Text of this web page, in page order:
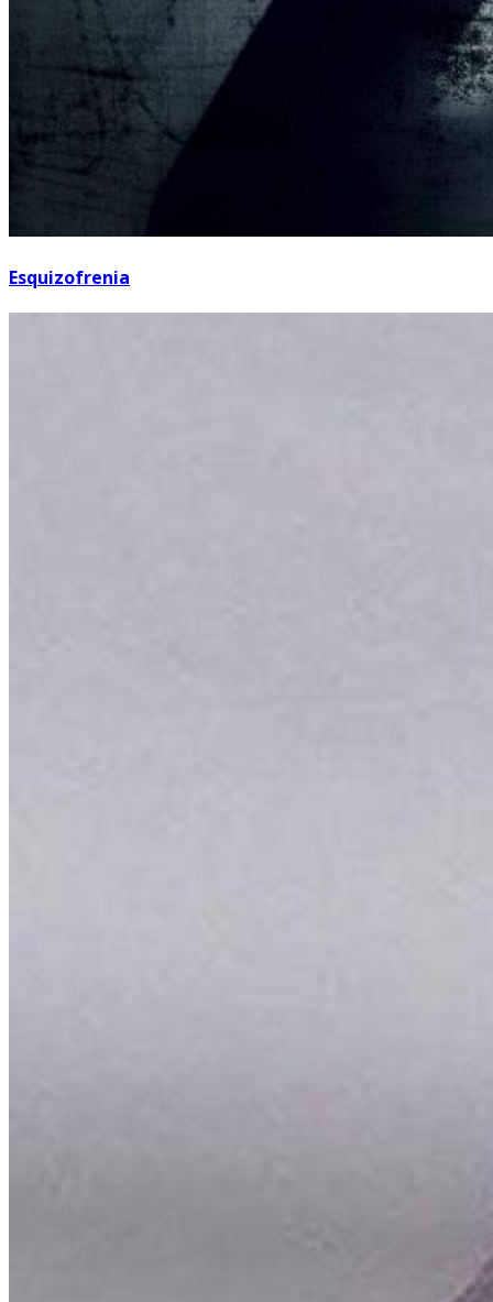
Esquizofrenia